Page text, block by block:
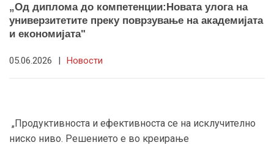
„Од диплома до компетенции:Новата улога на
универзитетите преку поврзување на академијата
и економијата"
05.06.2026 | Новости
„Продуктивноста и ефективноста се на исклучително
ниско ниво. Решението е во креирање